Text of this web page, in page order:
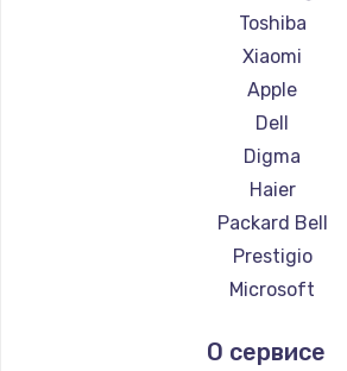
Ремонт ноутбуков
Ремонт ноутбуков
Ремонт ноутбуков
Ремонт ноутбуков
Ремонт ноутбуков
Ремонт ноутбуков
Ремонт ноутбуков
Ремонт ноутбуков
Ремонт ноутбуков
Ремонт ноутбуков
Toshiba
Xiaomi
Apple
Dell
Digma
Haier
Packard Bell
Prestigio
Microsoft
Aquarius
О сервисе